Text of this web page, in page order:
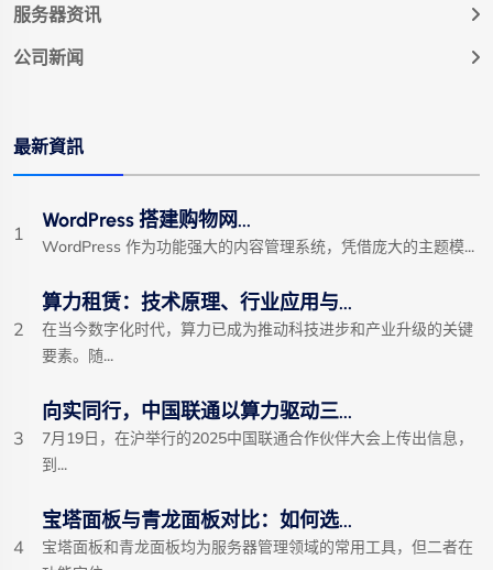
服务器资讯
公司新闻
最新資訊
1
WordPress 搭建购物网...
WordPress 作为功能强大的内容管理系统，凭借庞大的主题模...
2
算力租赁：技术原理、行业应用与...
在当今数字化时代，算力已成为推动科技进步和产业升级的关键
要素。随...
3
向实同行，中国联通以算力驱动三...
7月19日，在沪举行的2025中国联通合作伙伴大会上传出信息，
到...
4
宝塔面板与青龙面板对比：如何选...
宝塔面板和青龙面板均为服务器管理领域的常用工具，但二者在